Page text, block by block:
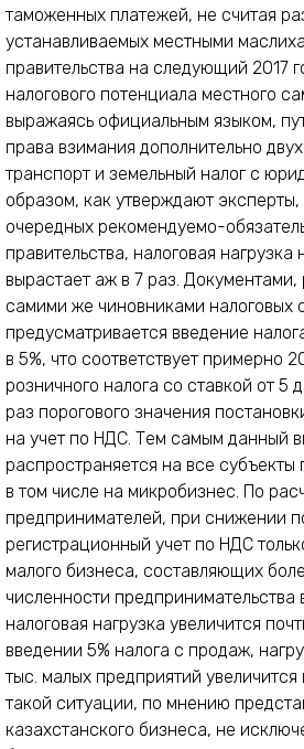
таможенных платежей, не считая
устанавливаемых местными
правительства на следующий 2017
налогового потенциала местного
выражаясь официальным языком,
права взимания дополнительно
транспорт и земельный налог с
образом, как утверждают
очередных рекомендуемо-
правительства, налоговая
вырастает аж в 7 раз.
самими же чиновниками налоговых
предусматривается введение
в 5%, что соответствует примерно
розничного налога со ставкой от 5
раз порогового значения
на учет по НДС. Тем самым данный
распространяется на все субъекты
в том числе на микробизнес. По
предпринимателей, при снижении
регистрационный учет по НДС
малого бизнеса, составляющих
численности предпринимательства
налоговая нагрузка увеличится
введении 5% налога с продаж,
тыс. малых предприятий
такой ситуации, по мнению
казахстанского бизнеса, не